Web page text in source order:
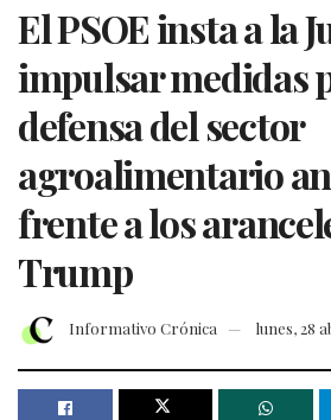
El PSOE insta a la
impulsar medidas
defensa del sector
agroalimentario
frente a los
Trump
Informativo Crónica lunes, 28